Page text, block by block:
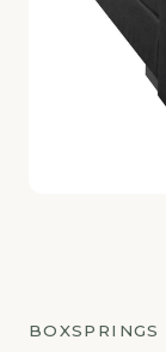
BOXSPRINGS